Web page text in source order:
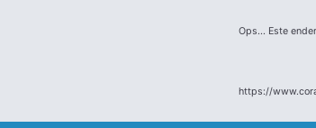
Ops... Este
https://